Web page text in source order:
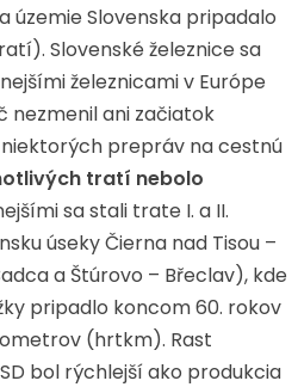
územie Slovenska pripadalo
Slovenské železnice sa
železnicami v Európe
nezmenil ani začiatok
prepráv na cestnú
tratí nebolo
sa stali trate I. a II.
úseky Čierna nad Tisou –
a Štúrovo – Břeclav), kde
pripadlo koncom 60. rokov
(hrtkm). Rast
bol rýchlejší ako produkcia